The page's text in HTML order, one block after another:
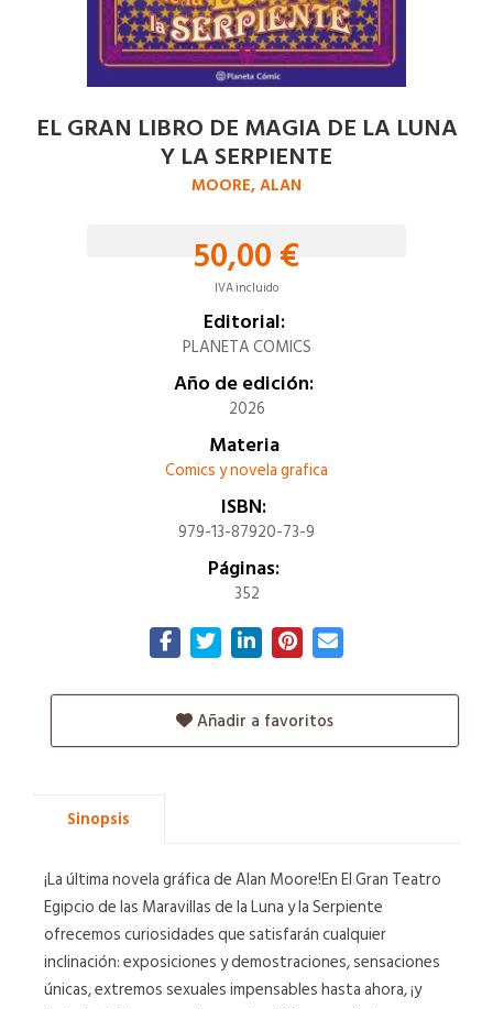
EL GRAN LIBRO DE MAGIA DE LA LUNA
Y LA SERPIENTE
MOORE, ALAN
50,00 €
IVA incluido
Editorial:
PLANETA COMICS
Año de edición:
2026
Materia
Comics y novela grafica
ISBN:
979-13-87920-73-9
Páginas:
352
Añadir a favoritos
Sinopsis
¡La última novela gráfica de Alan Moore!En El Gran Teatro
Egipcio de las Maravillas de la Luna y la Serpiente
ofrecemos curiosidades que satisfarán cualquier
inclinación: exposiciones y demostraciones, sensaciones
únicas, extremos sexuales impensables hasta ahora, ¡y